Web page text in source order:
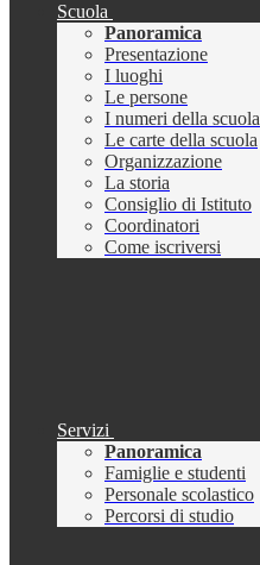
Scuola
Panoramica
Presentazione
I luoghi
Le persone
I numeri della scuola
Le carte della scuola
Organizzazione
La storia
Consiglio di Istituto
Coordinatori
Come iscriversi
Servizi
Panoramica
Famiglie e studenti
Personale scolastico
Percorsi di studio